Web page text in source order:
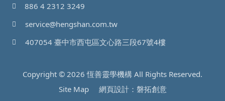
886 4 2312 3249
service@hengshan.com.tw
407054 臺中市西屯區文心路三段67號4樓
Copyright © 2026 恆善靈學機構 All Rights Reserved.
Site Map
網頁設計：磐拓創意